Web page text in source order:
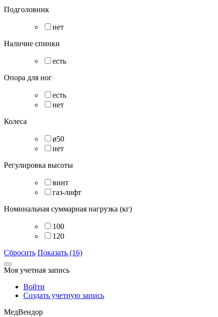
Подголовник
нет
Наличие спинки
есть
Опора для ног
есть
нет
Колеса
ø50
нет
Регулировка высоты
винт
газ-лифт
Номинальная суммарная нагрузка (кг)
100
120
Сбросить Показать (16)
Моя учетная запись
Войти
Создать учетную запись
МедВендор